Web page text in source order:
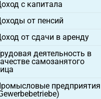
с капитала
menu
от пенсий
menu
от сдачи в аренду
menu
деятельность в
самозанятого
menu
предприятия
menu